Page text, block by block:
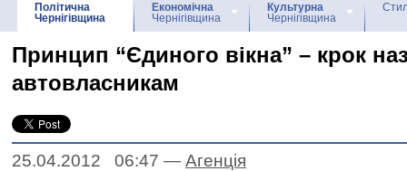
Політична
Чернігівщина
Економічна
Чернігівщина
Культурна
Чернігівщина
Принцип “Єдиного вікна” – крок
автовласникам
25.04.2012 06:47 — Агенцiя